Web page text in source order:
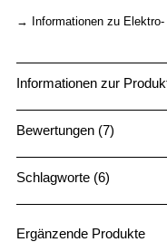
→ Informationen zu
Informationen zur
Bewertungen (7)
Schlagworte (6)
Ergänzende Produkte